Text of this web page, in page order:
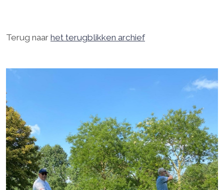
Terug naar het terugblikken archief